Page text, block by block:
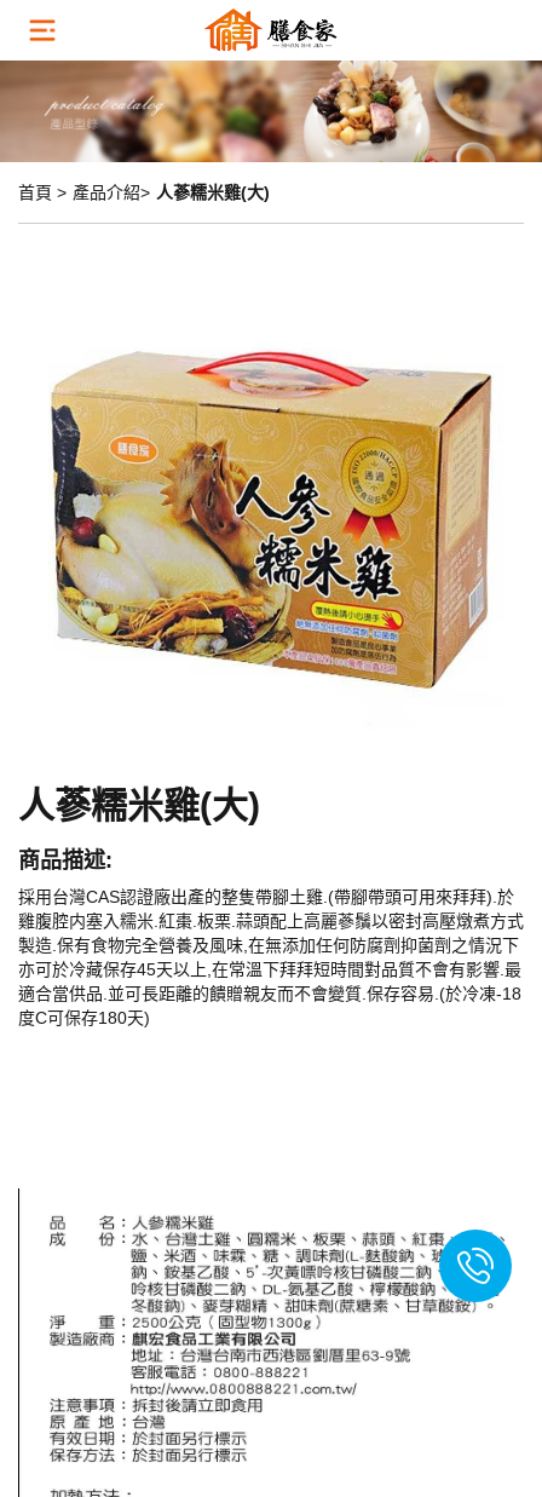
首頁 > 產品介紹> 人蔘糯米雞(大)
人蔘糯米雞(大)
商品描述:
採用台灣CAS認證廠出產的整隻帶腳土雞.(帶腳帶頭可用來拜拜).於
雞腹腔内塞入糯米.紅棗.板栗.蒜頭配上高麗蔘鬚以密封高壓燉煮方式
製造.保有食物完全營養及風味,在無添加任何防腐劑抑菌劑之情況下
亦可於冷藏保存45天以上,在常溫下拜拜短時間對品質不會有影響.最
適合當供品.並可長距離的饋贈親友而不會變質.保存容易.(於冷凍-18
度C可保存180天)